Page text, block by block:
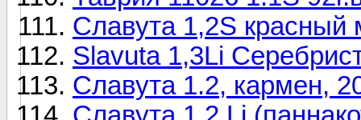
Славута 1,2S красный
Slavuta 1,3Li
Славута 1.2, кармен,